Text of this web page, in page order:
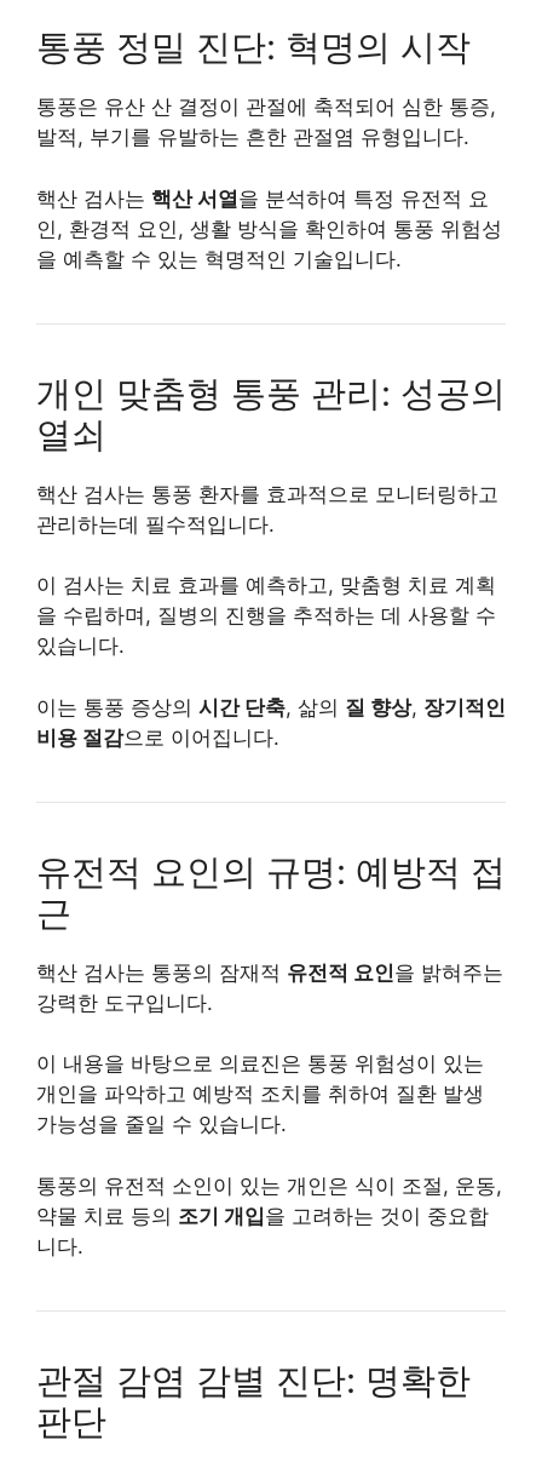
통풍 정밀 진단: 혁명의 시작
통풍은 유산 산 결정이 관절에 축적되어 심한 통증,
발적, 부기를 유발하는 흔한 관절염 유형입니다.
핵산 검사는 핵산 서열을 분석하여 특정 유전적 요
인, 환경적 요인, 생활 방식을 확인하여 통풍 위험성
을 예측할 수 있는 혁명적인 기술입니다.
개인 맞춤형 통풍 관리: 성공의
열쇠
핵산 검사는 통풍 환자를 효과적으로 모니터링하고
관리하는데 필수적입니다.
이 검사는 치료 효과를 예측하고, 맞춤형 치료 계획
을 수립하며, 질병의 진행을 추적하는 데 사용할 수
있습니다.
이는 통풍 증상의 시간 단축, 삶의 질 향상, 장기적인
비용 절감으로 이어집니다.
유전적 요인의 규명: 예방적 접
근
핵산 검사는 통풍의 잠재적 유전적 요인을 밝혀주는
강력한 도구입니다.
이 내용을 바탕으로 의료진은 통풍 위험성이 있는
개인을 파악하고 예방적 조치를 취하여 질환 발생
가능성을 줄일 수 있습니다.
통풍의 유전적 소인이 있는 개인은 식이 조절, 운동,
약물 치료 등의 조기 개입을 고려하는 것이 중요합
니다.
관절 감염 감별 진단: 명확한
판단